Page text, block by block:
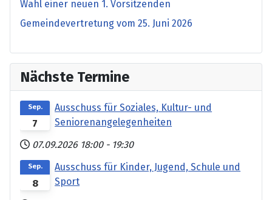
Wahl einer neuen 1. Vorsitzenden
Gemeindevertretung vom 25. Juni 2026
Nächste Termine
7
Sep.
Ausschuss für Soziales, Kultur- und
Seniorenangelegenheiten
07.09.2026 18:00 - 19:30
8
Sep.
Ausschuss für Kinder, Jugend, Schule und
Sport